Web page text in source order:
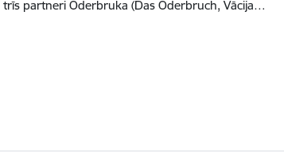
trīs partneri Oderbruka (Das Oderbruch, Vācija…